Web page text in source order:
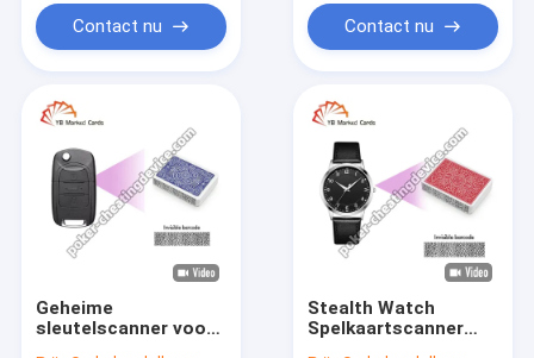
Contact nu Contact nu
Geheime
sleutelscanner voor
Stealth Watch
Spelkaartscanner